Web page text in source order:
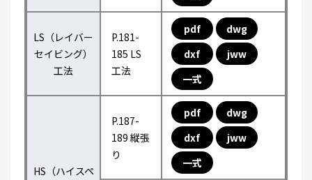
LS（レイバー
セイビング）
工法
P.181-
185 LS
工法
pdf
dwg
dxf
jww
一式
HS（ハイスペ
P.187-
189 縦張
り
pdf
dwg
dxf
jww
一式